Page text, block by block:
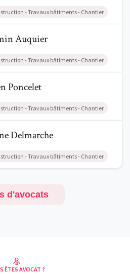
- Travaux bâtiments - Chantier
Auquier
Auquier
- Travaux bâtiments - Chantier
Poncelet
Poncelet
- Travaux bâtiments - Chantier
Delmarche
Delmarche
- Travaux bâtiments - Chantier
d'avocats
ÊTES AVOCAT ?